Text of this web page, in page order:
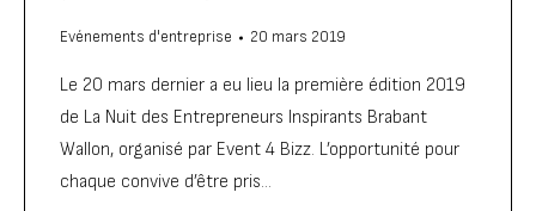
Evénements d'entreprise 20 mars 2019
Le 20 mars dernier a eu lieu la première édition 2019
de La Nuit des Entrepreneurs Inspirants Brabant
Wallon, organisé par Event 4 Bizz. L’opportunité pour
chaque convive d’être pris…